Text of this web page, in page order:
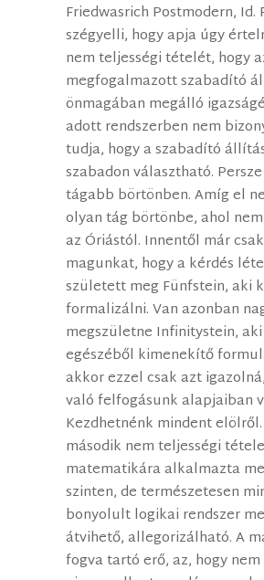
Friedwasrich Postmodern,
szégyelli, hogy apja úgy
nem teljességi tételét, hogy
megfogalmazott szabadító
önmagában megálló
adott rendszerben nem
tudja, hogy a szabadító
szabadon választható.
tágabb börtönben. Amíg el
olyan tág börtönbe, ahol
az Óriástól. Innentől már
magunkat, hogy a kérdés
született meg Fünfstein, aki
formalizálni. Van azonban
megszületne Infinitystein,
egészéből kimenekítő
akkor ezzel csak azt
való felfogásunk alapjaiban
Kezdhetnénk mindent
második nem teljességi
matematikára alkalmazta
szinten, de természetesen
bonyolult logikai rendszer
átvihető, allegorizálható. A
fogva tartó erő, az, hogy